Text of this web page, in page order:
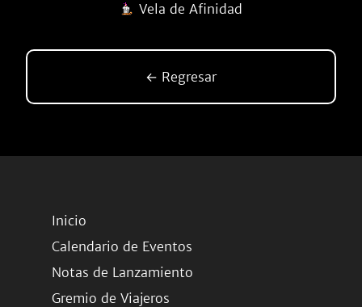
Vela de Afinidad
← Regresar
Inicio
Calendario de Eventos
Notas de Lanzamiento
Gremio de Viajeros